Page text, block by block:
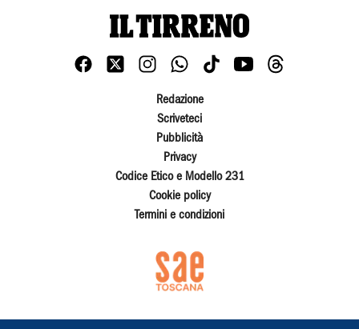
Redazione
Scriveteci
Pubblicità
Privacy
Codice Etico e Modello 231
Cookie policy
Termini e condizioni